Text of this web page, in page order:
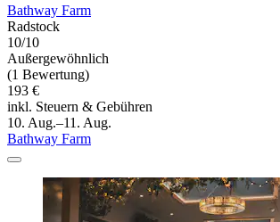
Bathway Farm
Radstock
10/10
Außergewöhnlich
(1 Bewertung)
193 €
inkl. Steuern & Gebühren
10. Aug.–11. Aug.
Bathway Farm